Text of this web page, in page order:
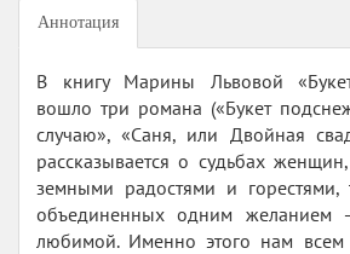
Аннотация
В книгу Марины Львовой
вошло три романа («Букет
случаю», «Саня, или Двойная
рассказывается о судьбах
земными радостями и горестями,
объединенных одним желанием
любимой. Именно этого нам всем